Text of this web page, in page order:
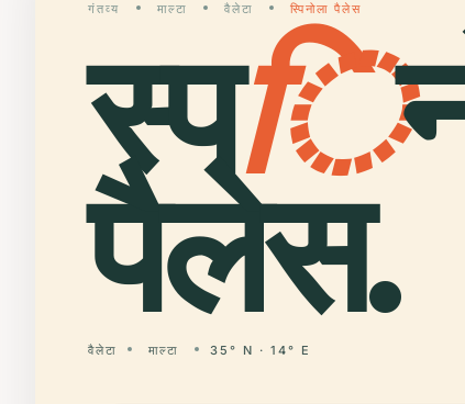
गंतव्य माल्टा वैलेटा स्पिनोला पैलेस
स्पि
पैलेस.
वैलेटा माल्टा 35° N · 14° E